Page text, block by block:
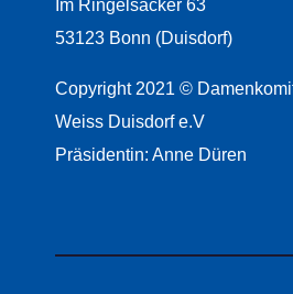
Im Ringelsacker 63
53123 Bonn (Duisdorf)
Copyright 2021 ©
Weiss Duisdorf e.V
Präsidentin: Anne Düren